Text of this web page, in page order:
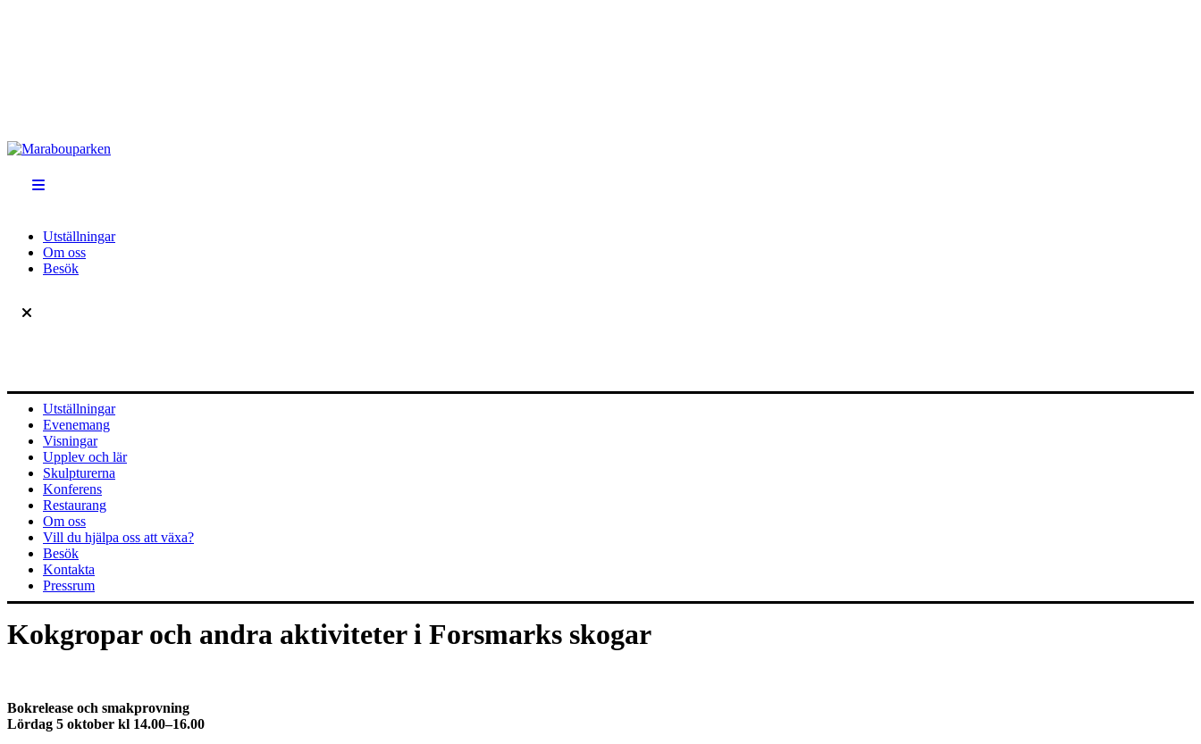
Utställningar
Om oss
Besök
Utställningar
Evenemang
Visningar
Upplev och lär
Skulpturerna
Konferens
Restaurang
Om oss
Vill du hjälpa oss att växa?
Besök
Kontakta
Pressrum
Kokgropar och andra aktiviteter i Forsmarks skogar
Bokrelease och smakprovning
Lördag 5 oktober kl 14.00–16.00